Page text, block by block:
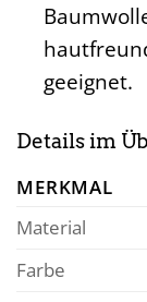
geeignet.
Details im
MERKMAL
Material
Farbe